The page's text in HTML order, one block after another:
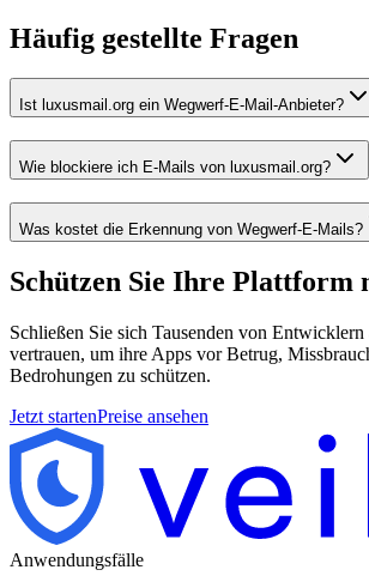
Häufig gestellte Fragen
Ist luxusmail.org ein Wegwerf-E-Mail-Anbieter?
Wie blockiere ich E-Mails von luxusmail.org?
Was kostet die Erkennung von Wegwerf-E-Mails?
Schützen Sie Ihre Plattform
Schließen Sie sich Tausenden von
vertrauen, um ihre Apps vor Betrug,
Bedrohungen zu schützen.
Jetzt startenPreise ansehen
Anwendungsfälle